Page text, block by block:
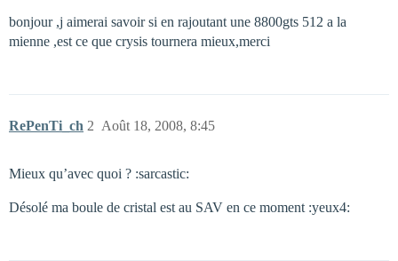
bonjour ,j aimerai savoir si en rajoutant une 8800gts 512 a la
mienne ,est ce que crysis tournera mieux,merci
RePenTi_ch Août 18, 2008, 8:45
2
Mieux qu’avec quoi ? :sarcastic:
Désolé ma boule de cristal est au SAV en ce moment :yeux4: